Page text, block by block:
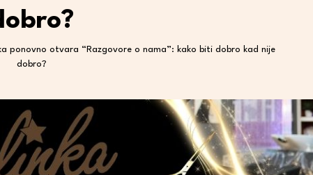
ponovno otvara “Razgovore o nama”: kako biti dobro kad nije
dobro?